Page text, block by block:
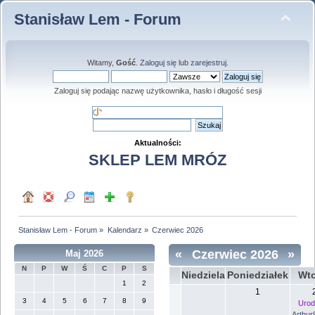
Stanisław Lem - Forum
Witamy, Gość. Zaloguj sięlub zarejestruj.
Zaloguj się podając nazwę użytkownika, hasło i długość sesji
Aktualności:
SKLEP LEM MRÓZ
Stanisław Lem - Forum » Kalendarz » Czerwiec 2026
Maj 2026
N P W Ś C P
S
1
2
3 4 5 6 7 8 9
« »
Czerwiec 2026
Niedziela Poniedziałek
1